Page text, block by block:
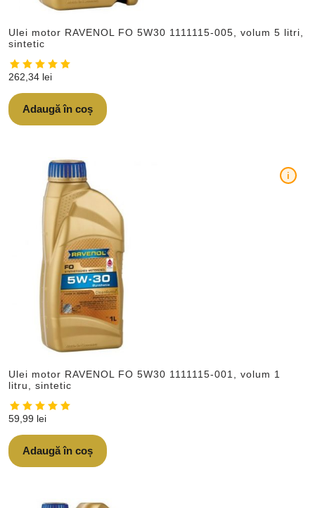
Ulei motor RAVENOL FO 5W30 1111115-005, volum 5 litri,
sintetic
262,34 lei
Adaugă în coș
Ulei motor RAVENOL FO 5W30 1111115-001, volum 1
litru, sintetic
i
59,99 lei
Adaugă în coș